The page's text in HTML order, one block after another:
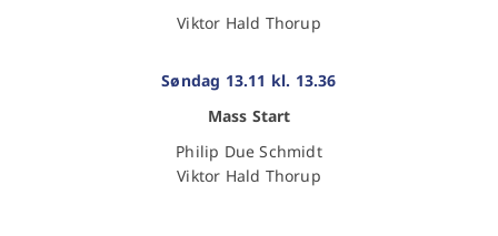
Viktor Hald Thorup
Søndag 13.11 kl. 13.36
Mass Start
Philip Due Schmidt
Viktor Hald Thorup